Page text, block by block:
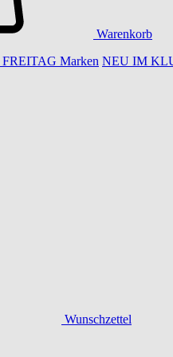
Warenkorb
FREITAG Marken NEU IM
Wunschzettel